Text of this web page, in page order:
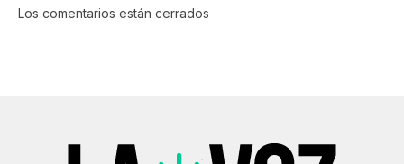
Los comentarios están cerrados